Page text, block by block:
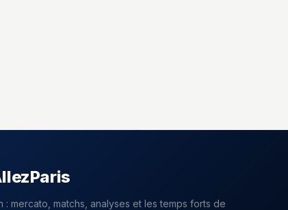
: mercato, matchs, analyses et les temps forts de